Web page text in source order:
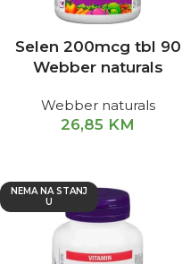
Selen 200mcg tbl 90
Webber naturals
Webber naturals
26,85 KM
NEMA NA STANJ
U